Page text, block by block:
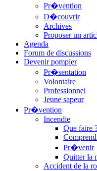
Pr�vention
D�couvrir
Archives
Proposer un
Agenda
Forum de discussions
Devenir pompier
Pr�sentation
Volontaire
Professionnel
Jeune sapeur
Pr�vention
Incendie
Que faire
Pr�venir
Quitter la
Accident de la